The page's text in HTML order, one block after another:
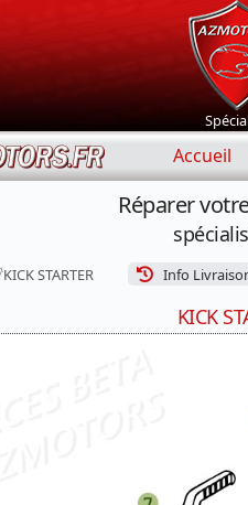
Accueil
Réparer
KICK STARTER Info
KICK